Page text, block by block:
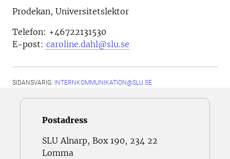
Prodekan, Universitetslektor
Telefon: +46722131530
E-post: caroline.dahl@slu.se
SIDANSVARIG: INTERNKOMMUNIKATION@SLU.SE
Postadress
SLU Alnarp, Box 190, 234 22
Lomma